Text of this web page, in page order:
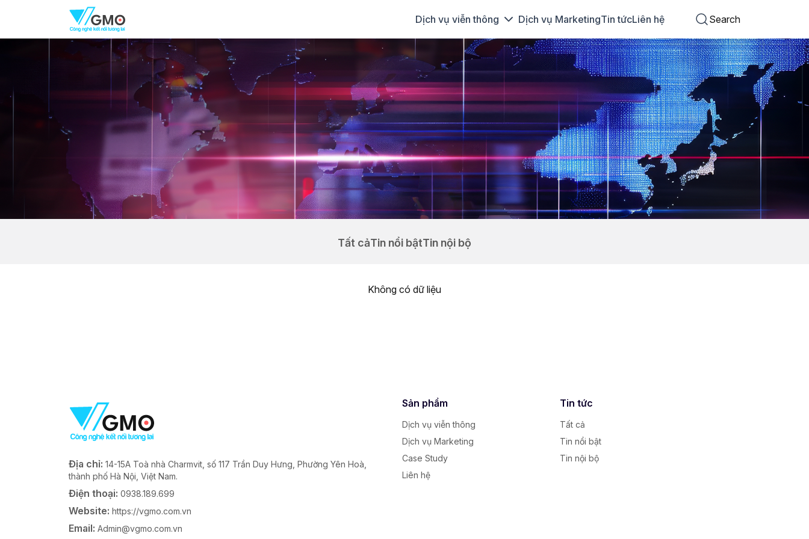
Dịch vụ viễn thông Dịch vụ MarketingTin tứcLiên hệ Search
Tất cảTin nổi bậtTin nội bộ
Không có dữ liệu
Địa chỉ: 14-15A Toà nhà Charmvit, số 117 Trần Duy Hưng, Phường Yên Hoà,
thành phố Hà Nội, Việt Nam.
Điện thoại: 0938.189.699
Website: https://vgmo.com.vn
Email: Admin@vgmo.com.vn
Sản phẩm
Dịch vụ viễn thông
Dịch vụ Marketing
Case Study
Liên hệ
Tin tức
Tất cả
Tin nổi bật
Tin nội bộ